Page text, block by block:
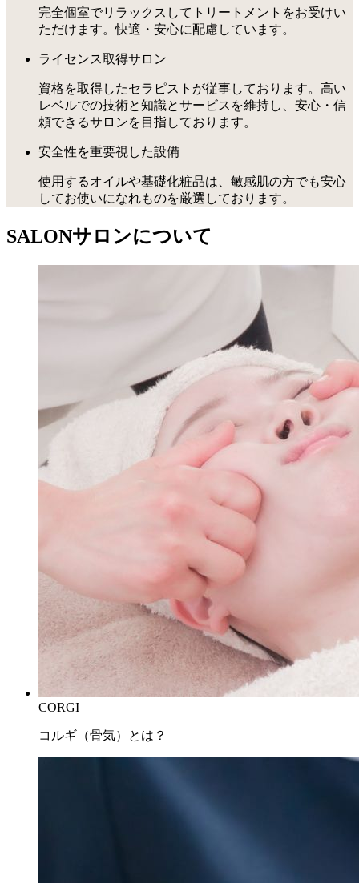
完全個室でリラックスしてトリートメントをお受けい
ただけます。快適・安心に配慮しています。
ライセンス取得サロン
資格を取得したセラピストが従事しております。高い
レベルでの技術と知識とサービスを維持し、安心・信
頼できるサロンを目指しております。
安全性を重要視した設備
使用するオイルや基礎化粧品は、敏感肌の方でも安心
してお使いになれものを厳選しております。
SALONサロンについて
CORGI
コルギ（骨気）とは？